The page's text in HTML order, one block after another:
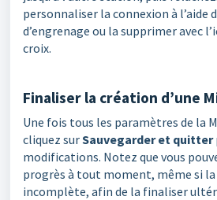
personnaliser la connexion à l’aide
d’engrenage ou la supprimer avec
croix.
Finaliser la création d’une
Une fois tous les paramètres de la
cliquez surSauvegarder et quitter
modifications. Notez que vous
progrès à tout moment, même si
incomplète, afin de la finaliser